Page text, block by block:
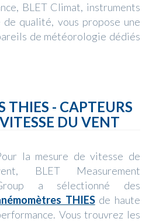
BLET Climat, instruments
qualité, vous propose une
de météorologie dédiés
THIES - CAPTEURS
DU VENT
la mesure de vitesse de
BLET Measurement
a sélectionné des
THIESde haute
Vous trouvrez les